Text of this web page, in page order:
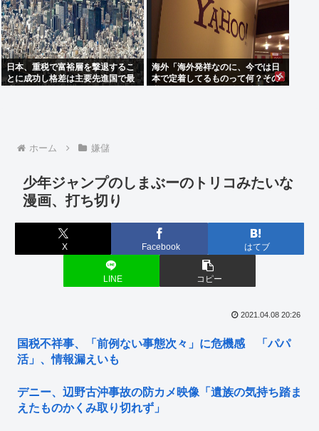
日本、重税で富裕層を撃退するこ
とに成功し格差は主要先進国で最
海外「海外発祥なのに、今では日
本で定着してるものって何？その
ホーム 嫌儲
少年ジャンプのしまぶーのトリコみたいな
漫画、打ち切り
X Facebook はてブ
LINE コピー
2021.04.08 20:26
国税不祥事、「前例ない事態次々」に危機感 「パパ
活」、情報漏えいも
デニー、辺野古沖事故の防カメ映像「遺族の気持ち踏ま
えたものかくみ取り切れず」